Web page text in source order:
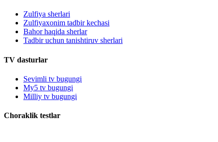
Zulfiya sherlari
Zulfiyaxonim tadbir kechasi
Bahor haqida sherlar
Tadbir uchun tanishtiruv sherlari
TV dasturlar
Sevimli tv bugungi
My5 tv bugungi
Milliy tv bugungi
Choraklik testlar